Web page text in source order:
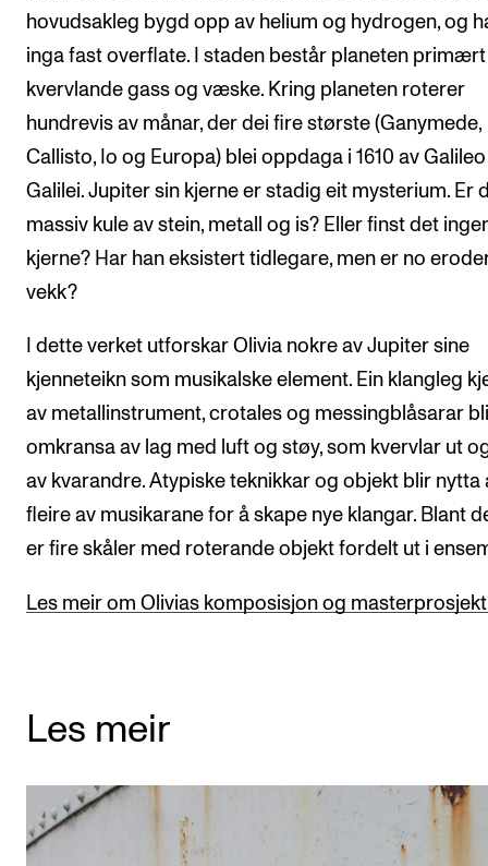
hovudsakleg bygd opp av helium og hydrogen, og
inga fast overflate. I staden består planeten primært
kvervlande gass og væske. Kring planeten roterer
hundrevis av månar, der dei fire største (Ganymede,
Callisto, Io og Europa) blei oppdaga i 1610 av Galileo
Galilei. Jupiter sin kjerne er stadig eit mysterium. Er
massiv kule av stein, metall og is? Eller finst det
kjerne? Har han eksistert tidlegare, men er no
vekk?
I dette verket utforskar Olivia nokre av Jupiter sine
kjenneteikn som musikalske element. Ein klangleg
av metallinstrument, crotales og messingblåsarar
omkransa av lag med luft og støy, som kvervlar ut
av kvarandre. Atypiske teknikkar og objekt blir nytta
fleire av musikarane for å skape nye klangar. Blant
er fire skåler med roterande objekt fordelt ut i
Les meir om Olivias komposisjon og
Les meir